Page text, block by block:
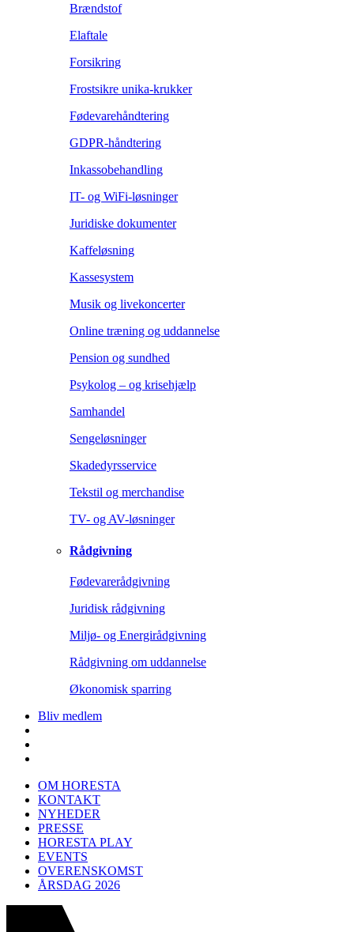
Brændstof
Elaftale
Forsikring
Frostsikre unika-krukker
Fødevarehåndtering
GDPR-håndtering
Inkassobehandling
IT- og WiFi-løsninger
Juridiske dokumenter
Kaffeløsning
Kassesystem
Musik og livekoncerter
Online træning og uddannelse
Pension og sundhed
Psykolog – og krisehjælp
Samhandel
Sengeløsninger
Skadedyrsservice
Tekstil og merchandise
TV- og AV-løsninger
Rådgivning
Fødevarerådgivning
Juridisk rådgivning
Miljø- og Energirådgivning
Rådgivning om uddannelse
Økonomisk sparring
Bliv medlem
OM HORESTA
KONTAKT
NYHEDER
PRESSE
HORESTA PLAY
EVENTS
OVERENSKOMST
ÅRSDAG 2026